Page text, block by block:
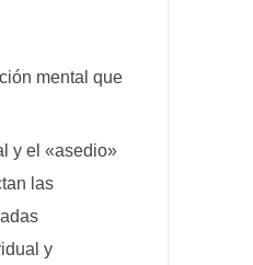
mental que
y el «asedio»
las
y